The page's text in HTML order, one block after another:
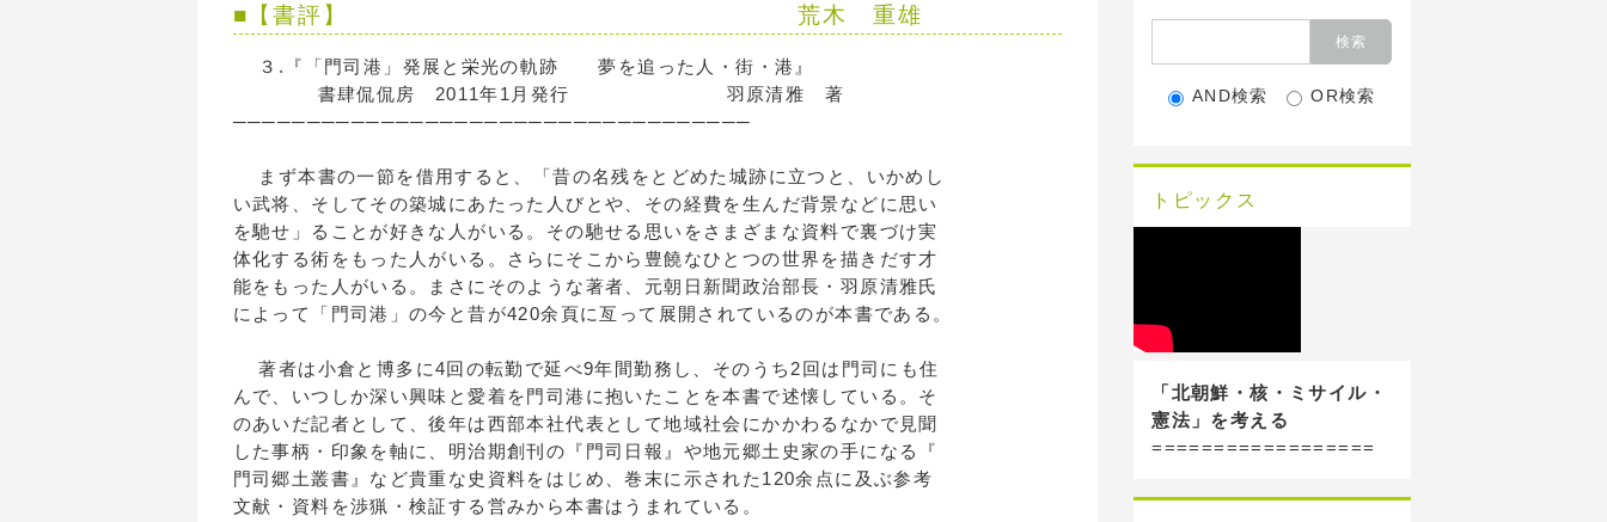
■【書評】 荒木 重雄
３.『「門司港」発展と栄光の軌跡 夢を追った人・街・港』
書肆侃侃房 2011年1月発行 羽原清雅 著
───────────────────────────────────
まず本書の一節を借用すると、「昔の名残をとどめた城跡に立つと、いかめし
い武将、そしてその築城にあたった人びとや、その経費を生んだ背景などに思い
を馳せ」ることが好きな人がいる。その馳せる思いをさまざまな資料で裏づけ実
体化する術をもった人がいる。さらにそこから豊饒なひとつの世界を描きだす才
能をもった人がいる。まさにそのような著者、元朝日新聞政治部長・羽原清雅氏
によって「門司港」の今と昔が420余頁に亙って展開されているのが本書である。
著者は小倉と博多に4回の転勤で延べ9年間勤務し、そのうち2回は門司にも住
んで、いつしか深い興味と愛着を門司港に抱いたことを本書で述懐している。そ
のあいだ記者として、後年は西部本社代表として地域社会にかかわるなかで見聞
した事柄・印象を軸に、明治期創刊の『門司日報』や地元郷土史家の手になる『
門司郷土叢書』など貴重な史資料をはじめ、巻末に示された120余点に及ぶ参考
文献・資料を渉猟・検証する営みから本書はうまれている。
AND検索 OR検索
トピックス
「北朝鮮・核・ミサイル・
憲法」を考える
==================